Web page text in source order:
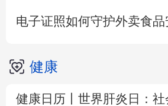
电子证照如何守护外卖食品
健康
健康日历丨世界肝炎日：